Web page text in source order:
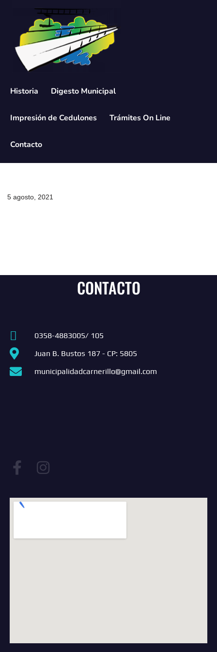
contenido
Historia Digesto Municipal
Impresión de Cedulones Trámites On Line
Contacto
5 agosto, 2021
CONTACTO
0358-4883005/ 105
Juan B. Bustos 187 - CP: 5805
municipalidadcarnerillo@gmail.com